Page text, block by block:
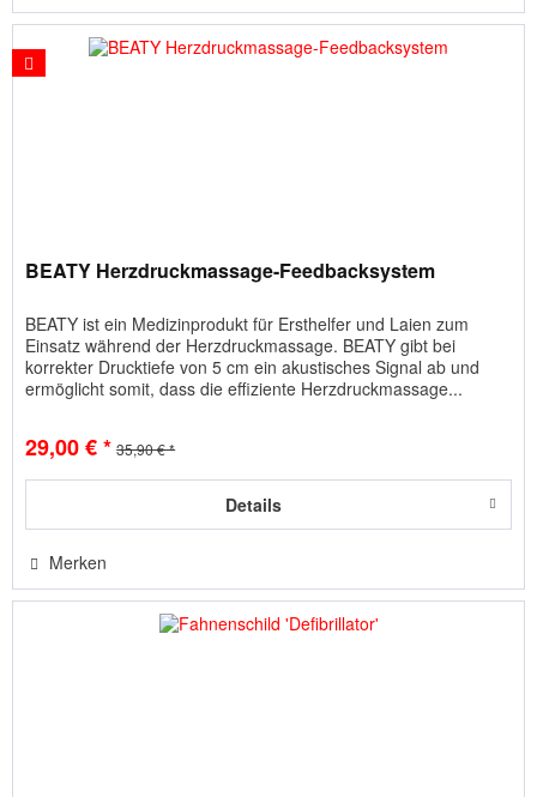
BEATY Herzdruckmassage-Feedbacksystem
BEATY ist ein Medizinprodukt für Ersthelfer und Laien zum
Einsatz während der Herzdruckmassage. BEATY gibt bei
korrekter Drucktiefe von 5 cm ein akustisches Signal ab und
ermöglicht somit, dass die effiziente Herzdruckmassage...
29,00 € * 35,90 € *
Details
Merken